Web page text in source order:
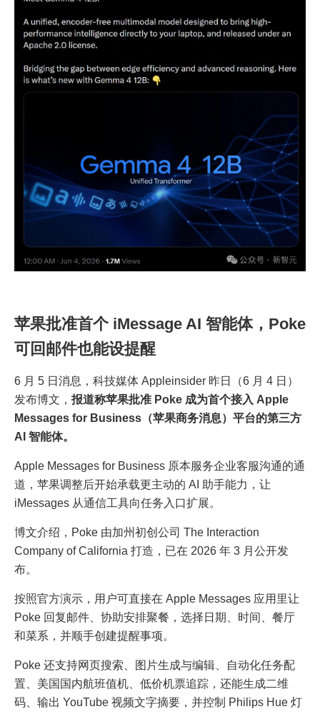
苹果批准首个 iMessage AI 智能体，Poke
可回邮件也能设提醒
6 月 5 日消息，科技媒体 Appleinsider 昨日（6 月 4 日）
发布博文， 报道称苹果批准 Poke 成为首个接入 Apple
Messages for Business（苹果商务消息）平台的第三方
AI 智能体。
Apple Messages for Business 原本服务企业客服沟通的通
道，苹果调整后开始承载更主动的 AI 助手能力，让
iMessages 从通信工具向任务入口扩展。
博文介绍，Poke 由加州初创公司 The Interaction
Company of California 打造，已在 2026 年 3 月公开发
布。
按照官方演示，用户可直接在 Apple Messages 应用里让
Poke 回复邮件、协助安排聚餐，选择日期、时间、餐厅
和菜系，并顺手创建提醒事项。
Poke 还支持网页搜索、图片生成与编辑、自动化任务配
置、美国国内航班值机、低价机票追踪，还能生成二维
码、输出 YouTube 视频文字摘要，并控制 Philips Hue 灯